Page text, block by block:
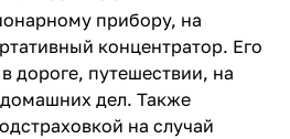
прибору, на
концентратор. Его
дороге, путешествии, на
дел. Также
на случай